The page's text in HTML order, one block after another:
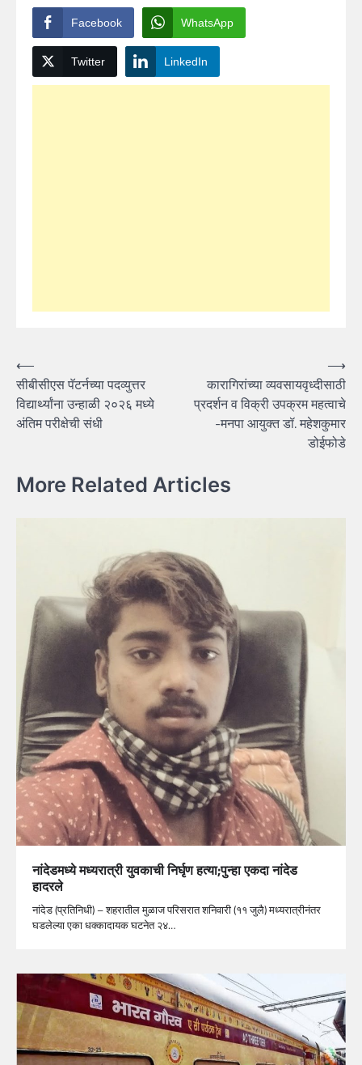
Facebook WhatsApp
Twitter LinkedIn
Post
navigation
⟵
सीबीसीएस पॅटर्नच्या पदव्युत्तर
विद्यार्थ्यांना उन्हाळी २०२६ मध्ये
अंतिम परीक्षेची संधी
कारागिरांच्या व्यवसायवृध्दीसाठी
प्रदर्शन व विक्री उपक्रम महत्वाचे
-मनपा आयुक्त डॉ. महेशकुमार
डोईफोडे
⟶
More Related Articles
नांदेडमध्ये मध्यरात्री युवकाची निर्घृण हत्या;पुन्हा एकदा नांदेड
हादरले
नांदेड (प्रतिनिधी) – शहरातील मुळाज परिसरात शनिवारी (११ जुलै) मध्यरात्रीनंतर
घडलेल्या एका धक्कादायक घटनेत २४…